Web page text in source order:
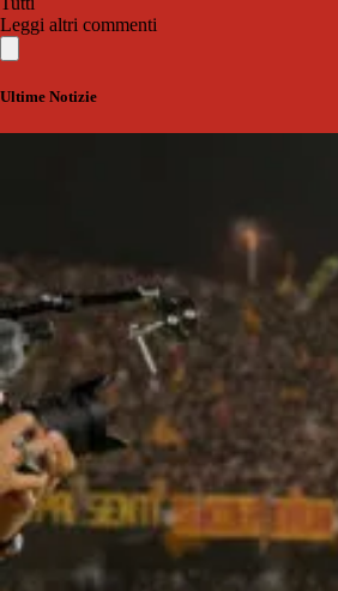
Leggi altri commenti
Ultime Notizie